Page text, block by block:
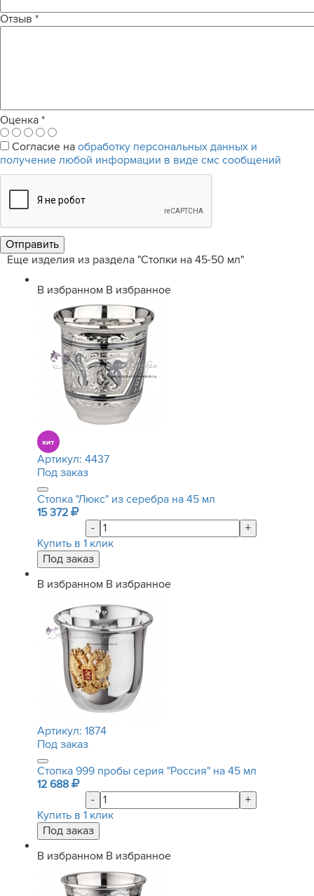
Отзыв *
Оценка *
Согласие на обработку персональных данных и
получение любой информации в виде смс сообщений
Еще изделия из раздела "Стопки на 45-50 мл"
В избранном В избранное
Артикул: 4437
Под заказ
Стопка "Люкс" из серебра на 45 мл
15 372
-
+
Купить в 1 клик
В избранном В избранное
Артикул: 1874
Под заказ
Стопка 999 пробы серия "Россия" на 45 мл
12 688
-
+
Купить в 1 клик
В избранном В избранное